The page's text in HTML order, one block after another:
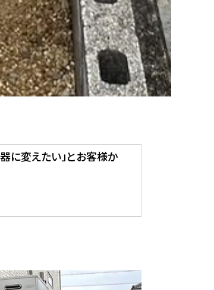
に変えたい」とお客様か